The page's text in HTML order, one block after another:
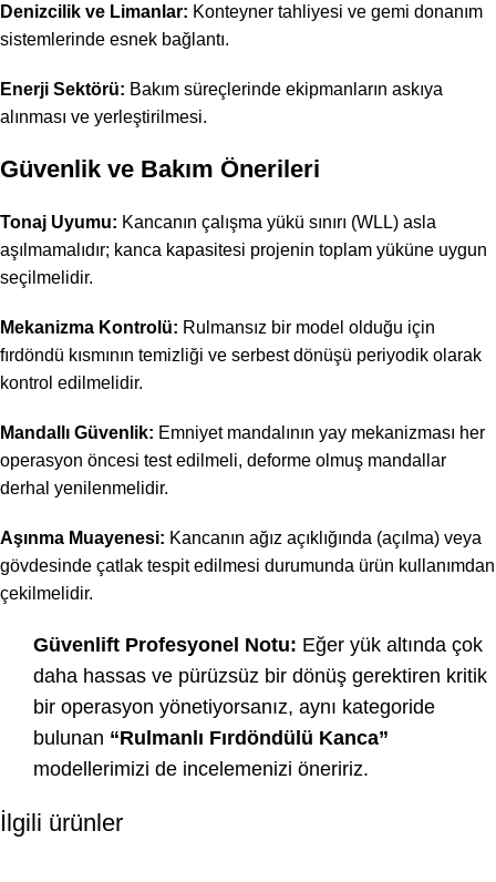
Denizcilik ve Limanlar: Konteyner tahliyesi ve gemi donanım
sistemlerinde esnek bağlantı.
Enerji Sektörü: Bakım süreçlerinde ekipmanların askıya
alınması ve yerleştirilmesi.
Güvenlik ve Bakım Önerileri
Tonaj Uyumu: Kancanın çalışma yükü sınırı (WLL) asla
aşılmamalıdır; kanca kapasitesi projenin toplam yüküne uygun
seçilmelidir.
Mekanizma Kontrolü: Rulmansız bir model olduğu için
fırdöndü kısmının temizliği ve serbest dönüşü periyodik olarak
kontrol edilmelidir.
Mandallı Güvenlik: Emniyet mandalının yay mekanizması her
operasyon öncesi test edilmeli, deforme olmuş mandallar
derhal yenilenmelidir.
Aşınma Muayenesi: Kancanın ağız açıklığında (açılma) veya
gövdesinde çatlak tespit edilmesi durumunda ürün kullanımdan
çekilmelidir.
Güvenlift Profesyonel Notu: Eğer yük altında çok
daha hassas ve pürüzsüz bir dönüş gerektiren kritik
bir operasyon yönetiyorsanız, aynı kategoride
bulunan “Rulmanlı Fırdöndülü Kanca”
modellerimizi de incelemenizi öneririz.
İlgili ürünler